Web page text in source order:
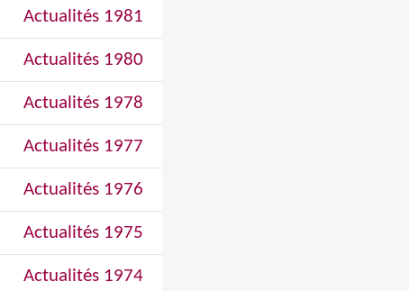
Actualités 1981
Actualités 1980
Actualités 1978
Actualités 1977
Actualités 1976
Actualités 1975
Actualités 1974